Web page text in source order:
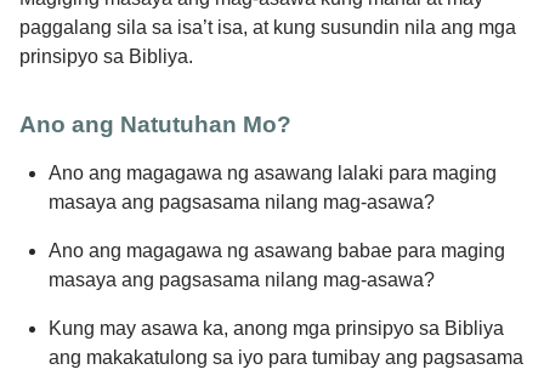
paggalang sila sa isa’t isa, at kung susundin nila ang mga
prinsipyo sa Bibliya.
Ano ang Natutuhan Mo?
Ano ang magagawa ng asawang lalaki para maging
masaya ang pagsasama nilang mag-asawa?
Ano ang magagawa ng asawang babae para maging
masaya ang pagsasama nilang mag-asawa?
Kung may asawa ka, anong mga prinsipyo sa Bibliya
ang makakatulong sa iyo para tumibay ang pagsasama